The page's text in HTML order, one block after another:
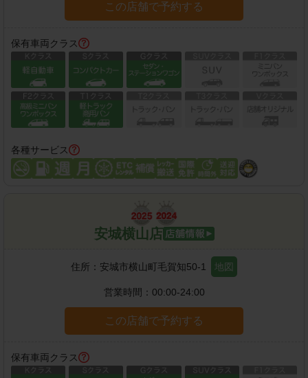
この店舗で予約する
保有車両クラス
各種サービス
安城横山店
住所： 安城市横山町毛賀知50-1 地図
営業時間： 00:00-24:00
この店舗で予約する
保有車両クラス